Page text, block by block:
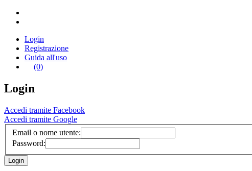
Login
Registrazione
Guida all'uso
(0)
Login
Accedi tramite Facebook
Accedi tramite Google
Email o nome utente:
Password: